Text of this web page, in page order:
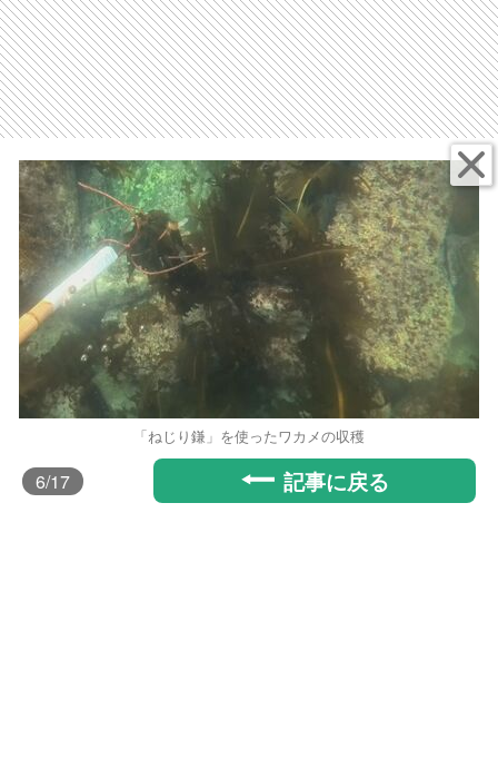
「ねじり鎌」を使ったワカメの収穫
6/17 記事に戻る